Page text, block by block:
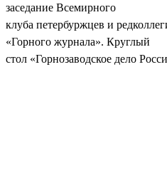
заседание Всемирного
клуба петербуржцев и
«Горного журнала». Круглый
стол «Горнозаводское дело